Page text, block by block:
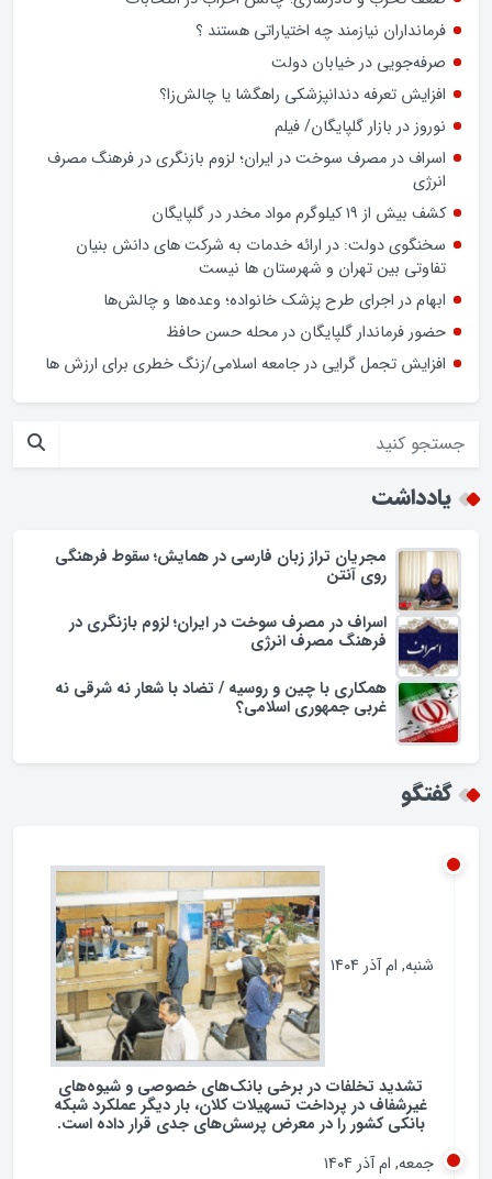
فرمانداران نیازمند چه اختیاراتی هستند ؟
صرفه‌جویی در خیابان دولت
افزایش تعرفه دندانپزشکی راهگشا یا چالش‌زا؟
نوروز در بازار گلپایگان/ فیلم
اسراف در مصرف سوخت در ایران؛ لزوم بازنگری در فرهنگ مصرف
انرژی
کشف بیش از ۱۹ کیلوگرم مواد مخدر در گلپایگان
سخنگوی دولت: در ارائه خدمات به شرکت های دانش بنیان
تفاوتی بین تهران و شهرستان ها نیست
ابهام در اجرای طرح پزشک خانواده؛ وعده‌ها و چالش‌ها
حضور فرماندار گلپایگان در محله حسن حافظ
افزایش تجمل گرایی در جامعه اسلامی/زنگ خطری برای ارزش ها
یادداشت
مجریان تراز زبان فارسی در همایش؛ سقوط فرهنگی
روی آنتن
اسراف در مصرف سوخت در ایران؛ لزوم بازنگری در
فرهنگ مصرف انرژی
همکاری با چین و روسیه / تضاد با شعار نه شرقی نه
غربی جمهوری اسلامی؟
گفتگو
شنبه, ام آذر ۱۴۰۴
تشدید تخلفات در برخی بانک‌های خصوصی و شیوه‌های
غیرشفاف در پرداخت تسهیلات کلان، بار دیگر عملکرد شبکه
بانکی کشور را در معرض پرسش‌های جدی قرار داده است.
جمعه, ام آذر ۱۴۰۴